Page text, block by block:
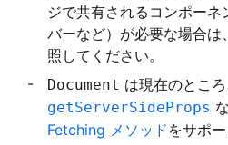
ジで共有されるコンポー
バーなど）が必要な場合は
照してください。
Document は現在のところ
getServerSideProps
Fetching メソッド をサポ